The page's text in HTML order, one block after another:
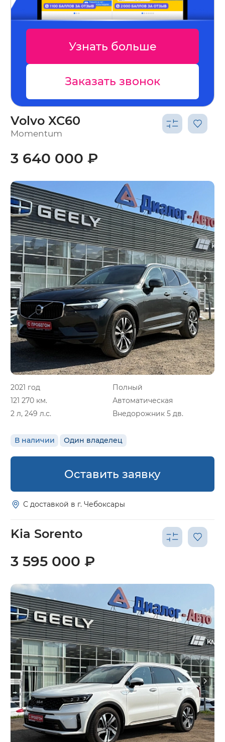
Узнать больше
Заказать звонок
Volvo XC60
Momentum
2021 год
Полный
121 270 км.
Автоматическая
2 л, 249 л.с.
Внедорожник 5 дв.
В наличии Один владелец
3 640 000 ₽
Оставить заявку
С доставкой в г. Чебоксары
Kia Sorento
3 595 000 ₽